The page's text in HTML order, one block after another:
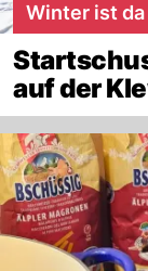
Winter ist da
auf der